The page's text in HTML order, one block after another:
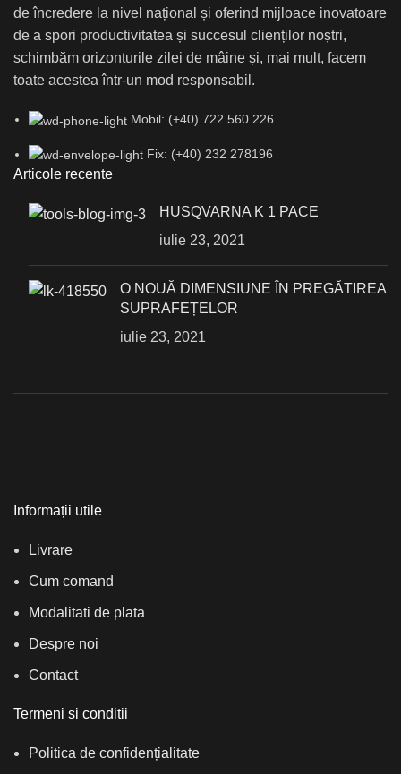
de încredere la nivel național și oferind mijloace inovatoare
de a spori productivitatea și succesul clienților noștri,
schimbăm orizonturile zilei de mâine și, mai mult, facem
toate acestea într-un mod responsabil.
Mobil: (+40) 722 560 226
Fix: (+40) 232 278196
Articole recente
HUSQVARNA K 1 PACE
iulie 23, 2021
О NOUĂ DIMENSIUNE ÎN PREGĂTIREA
SUPRAFEȚELOR
iulie 23, 2021
Informații utile
Livrare
Cum comand
Modalitati de plata
Despre noi
Contact
Termeni si conditii
Politica de confidențialitate